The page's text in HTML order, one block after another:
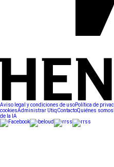
Aviso legal y condiciones de usoPolítica de
cookiesAdministrar UtiqContactoQuiénes somos
de la IA